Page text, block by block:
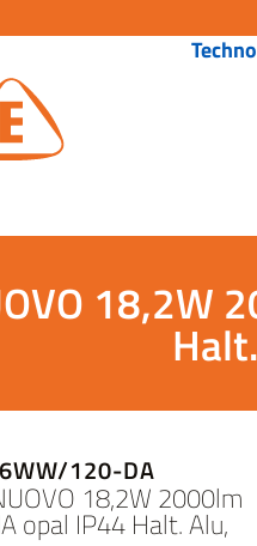
18,2W
120-DA
18,2W 2000lm
opal IP44 Halt. Alu,